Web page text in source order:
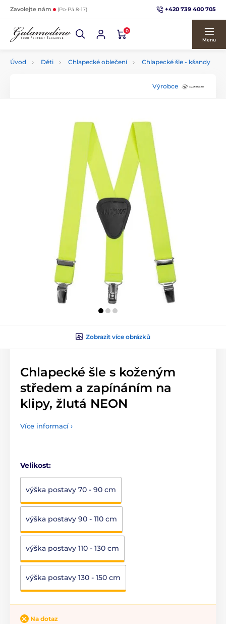
Zavolejte nám (Po-Pá 8-17) +420 739 400 705
0
Menu
Úvod Děti Chlapecké oblečení Chlapecké šle - kšandy
Výrobce
Zobrazit více obrázků
Chlapecké šle s koženým
středem a zapínáním na
klipy, žlutá NEON
Více informací ›
Velikost:
výška postavy 70 - 90 cm
výška postavy 90 - 110 cm
výška postavy 110 - 130 cm
výška postavy 130 - 150 cm
Na dotaz